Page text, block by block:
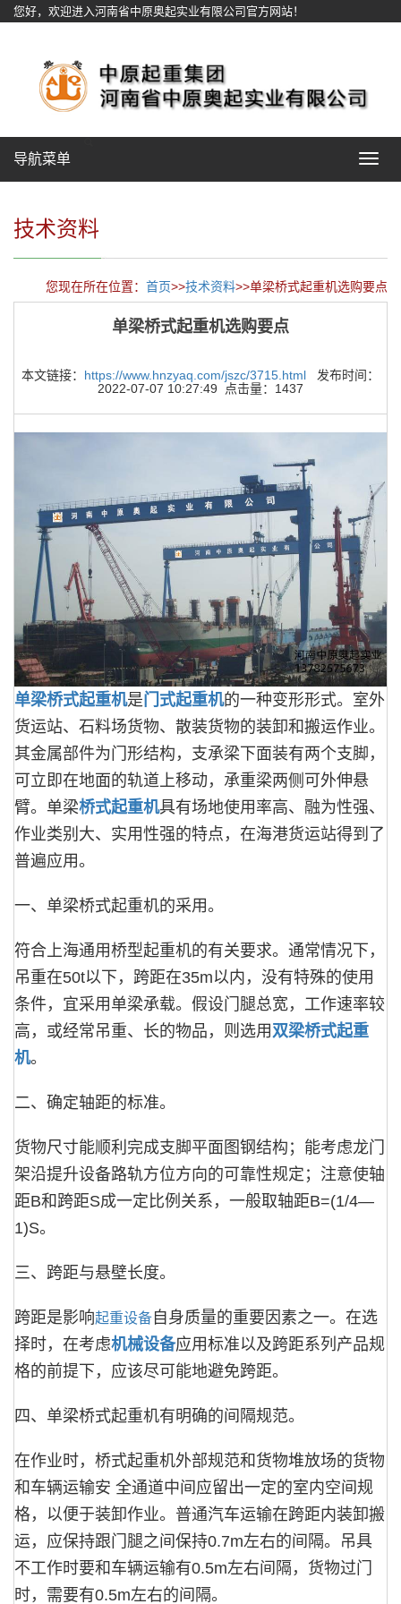
您好，欢迎进入河南省中原奥起实业有限公司官方网站！
Toggle
导航菜单
技术资料
您现在所在位置： 首页>>技术资料>>单梁桥式起重机选购要点
单梁桥式起重机选购要点
本文链接： https://www.hnzyaq.com/jszc/3715.html 发布时间：
2022-07-07 10:27:49 点击量：1437
单梁桥式起重机是门式起重机的一种变形形式。室外
货运站、石料场货物、散装货物的装卸和搬运作业。
其金属部件为门形结构，支承梁下面装有两个支脚，
可立即在地面的轨道上移动，承重梁两侧可外伸悬
臂。单梁桥式起重机具有场地使用率高、融为性强、
作业类别大、实用性强的特点，在海港货运站得到了
普遍应用。
一、单梁桥式起重机的采用。
符合上海通用桥型起重机的有关要求。通常情况下，
吊重在50t以下，跨距在35m以内，没有特殊的使用
条件，宜采用单梁承载。假设门腿总宽，工作速率较
高，或经常吊重、长的物品，则选用 双梁桥式起重
机。
二、确定轴距的标准。
货物尺寸能顺利完成支脚平面图钢结构；能考虑龙门
架沿提升设备路轨方位方向的可靠性规定；注意使轴
距B和跨距S成一定比例关系，一般取轴距B=(1/4—
1)S。
三、跨距与悬壁长度。
跨距是影响起重设备 自身质量的重要因素之一。在选
择时，在考虑机械设备应用标准以及跨距系列产品规
格的前提下，应该尽可能地避免跨距。
四、单梁桥式起重机有明确的间隔规范。
在作业时，桥式起重机外部规范和货物堆放场的货物
和车辆运输安 全通道中间应留出一定的室内空间规
格，以便于装卸作业。普通汽车运输在跨距内装卸搬
运，应保持跟门腿之间保持0.7m左右的间隔。吊具
不工作时要和车辆运输有0.5m左右间隔，货物过门
时，需要有0.5m左右的间隔。